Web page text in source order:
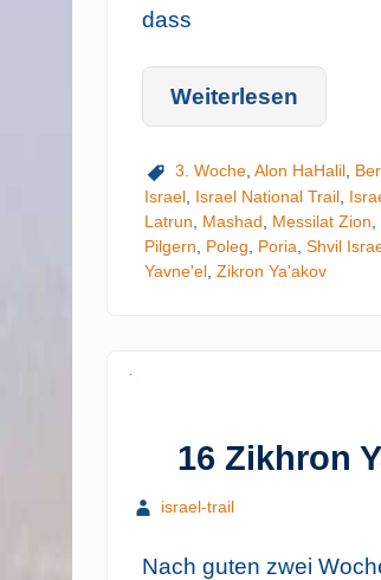
dass
Weiterlesen
3. Woche, Alon HaHalil,
Israel, Israel National Trail,
Latrun
Mashad Messilat Zion
Pilgern
Poleg Poria Shvil
Yavne'el, Zikron Ya'akov
16 Zikhron
israel-trail
Nach guten zwei